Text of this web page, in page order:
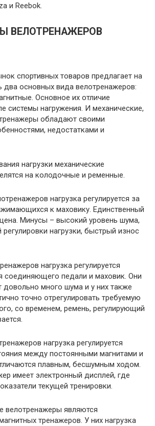
и Reebok.
ВЕЛОТРЕНАЖЕРОВ
спортивных товаров предлагает на
два основных вида велотренажеров:
Основное их отличие
системы нагружения. И механические,
обладают своими
недостатками и
нагрузки механические
на колодочные и ременные.
нагрузка регулируется за
к маховику. Единственный
Минусы – высокий уровень шума,
регулировки нагрузки, быстрый износ
нагрузка регулируется
соединяющего педали и маховик. Они
довольно много шума и у них также
точно отрегулировать требуемую
со временем, ремень, регулирующий
нагрузка регулируется
между постоянными магнитами и
плавным, бесшумным ходом.
имеет электронный дисплей, где
текущей тренировки.
велотренажеры являются
тренажеров. У них нагрузка